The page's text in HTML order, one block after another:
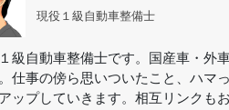
現役１級自動車整備士
級自動車整備士です。国産車・外
仕事の傍ら思いついたこと、ハマ
ップしていきます。相互リンクも